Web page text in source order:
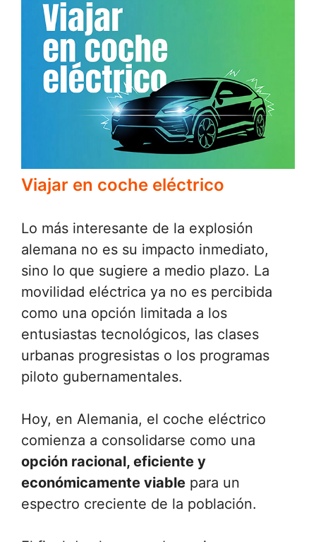
Viajar en coche eléctrico
Lo más interesante de la explosión
alemana no es su impacto inmediato,
sino lo que sugiere a medio plazo. La
movilidad eléctrica ya no es percibida
como una opción limitada a los
entusiastas tecnológicos, las clases
urbanas progresistas o los programas
piloto gubernamentales.
Hoy, en Alemania, el coche eléctrico
comienza a consolidarse como una
opción racional, eficiente y
económicamente viable para un
espectro creciente de la población.